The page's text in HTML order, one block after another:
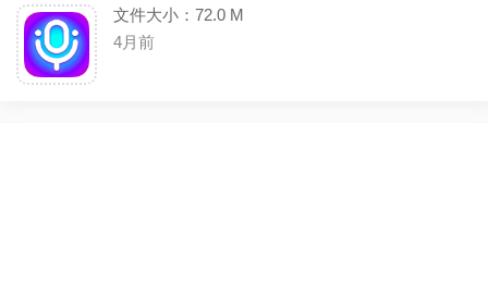
文件大小：72.0 M
4月前